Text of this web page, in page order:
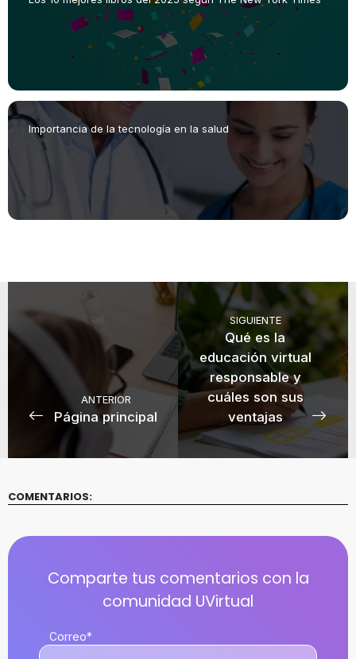
Importancia de la tecnología en la salud
ANTERIOR
Página principal
SIGUIENTE
Qué es la
educación virtual
responsable y
cuáles son sus
ventajas
COMENTARIOS:
Correo*